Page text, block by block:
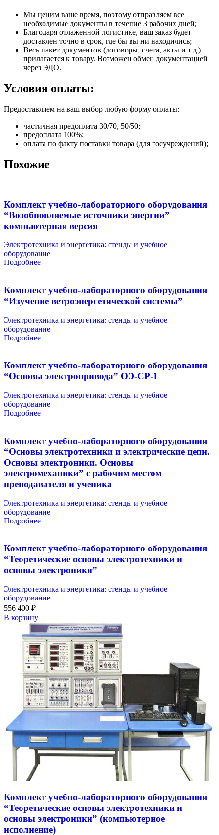
Мы ценим ваше время, поэтому отправляем все
необходимые документы в течение 3 рабочих дней;
Благодаря отлаженной логистике, ваш заказ будет
доставлен точно в срок, где бы вы ни находились;
Весь пакет документов (договоры, счета, акты и т.д.)
прилагается к товару. Возможен обмен документацией
через ЭДО.
Условия оплаты:
Предоставляем на ваш выбор любую форму оплаты:
частичная предоплата 30/70, 50/50;
предоплата 100%;
оплата по факту поставки товара (для госучреждений);
Похожие
Комплект учебно-лабораторного оборудования
“Возобновляемые источники энергии”
компьютерная версия
Электротехника и энергетика: стенды и учебное
оборудование
Подробнее
Комплект учебно-лабораторного оборудования
“Изучение ветроэнергетической системы”
Электротехника и энергетика: стенды и учебное
оборудование
Подробнее
Комплект учебно-лабораторного оборудования
“Основы электропривода” ОЭ-СР-1
Электротехника и энергетика: стенды и учебное
оборудование
Подробнее
Комплект учебно-лабораторного оборудования
“Основы электротехники и электрические цепи.
Основы электроники. Основы
электромеханики” с рабочим местом
преподавателя и ученика
Электротехника и энергетика: стенды и учебное
оборудование
Подробнее
Комплект учебно-лабораторного оборудования
“Теоретические основы электротехники и
основы электроники”
Электротехника и энергетика: стенды и учебное
оборудование
556 400 ₽
В корзину
Комплект учебно-лабораторного оборудования
“Теоретические основы электротехники и
основы электроники” (компьютерное
исполнение)